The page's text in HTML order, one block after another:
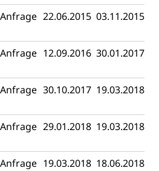
Anfrage 22.06.2015 03.11.2015
Anfrage 12.09.2016 30.01.2017
Anfrage 30.10.2017 19.03.2018
Anfrage 29.01.2018 19.03.2018
Anfrage 19.03.2018 18.06.2018
Quellensteuer,
Vergnügungssteuer,